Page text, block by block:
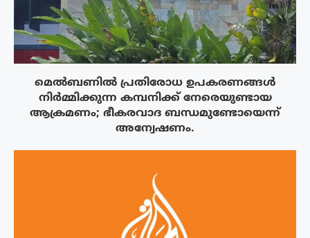
മെൽബണിൽ പ്രതിരോധ ഉപകരണങ്ങൾ
നിർമ്മിക്കുന്ന കമ്പനിക്ക് നേരെയുണ്ടായ
ആക്രമണം; ഭീകരവാദ ബന്ധമുണ്ടോയെന്ന്
അന്വേഷണം.